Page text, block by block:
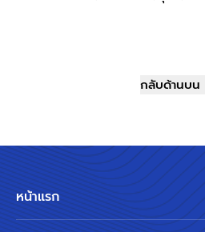
กลับด้านบน
หน้าแรก